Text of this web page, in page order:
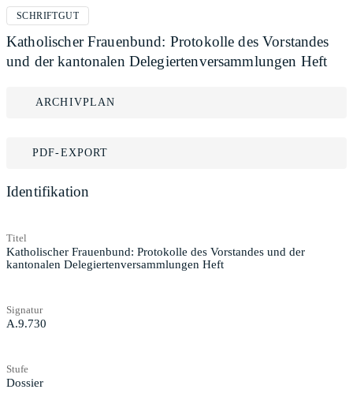
SCHRIFTGUT
Katholischer Frauenbund: Protokolle des Vorstandes
und der kantonalen Delegiertenversammlungen Heft
ARCHIVPLAN
PDF-EXPORT
Identifikation
Titel
Katholischer Frauenbund: Protokolle des Vorstandes und der
kantonalen Delegiertenversammlungen Heft
Signatur
A.9.730
Stufe
Dossier